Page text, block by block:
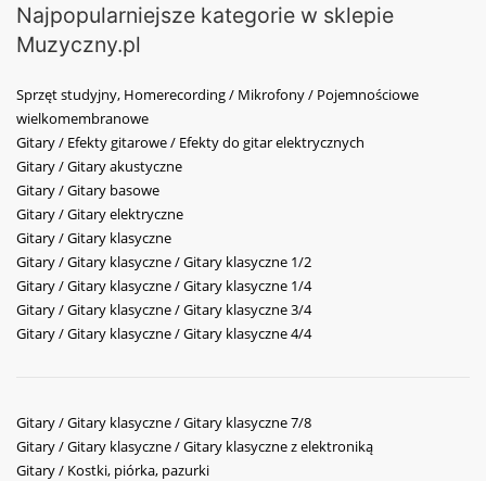
Najpopularniejsze kategorie w sklepie
Muzyczny.pl
Sprzęt studyjny, Homerecording / Mikrofony / Pojemnościowe
wielkomembranowe
Gitary / Efekty gitarowe / Efekty do gitar elektrycznych
Gitary / Gitary akustyczne
Gitary / Gitary basowe
Gitary / Gitary elektryczne
Gitary / Gitary klasyczne
Gitary / Gitary klasyczne / Gitary klasyczne 1/2
Gitary / Gitary klasyczne / Gitary klasyczne 1/4
Gitary / Gitary klasyczne / Gitary klasyczne 3/4
Gitary / Gitary klasyczne / Gitary klasyczne 4/4
Gitary / Gitary klasyczne / Gitary klasyczne 7/8
Gitary / Gitary klasyczne / Gitary klasyczne z elektroniką
Gitary / Kostki, piórka, pazurki